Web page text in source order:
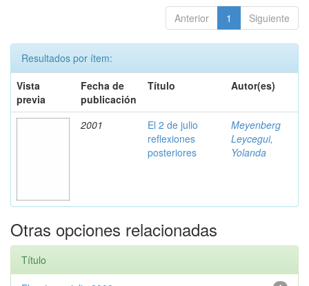
Anterior 1 Siguiente
Resultados por ítem:
Vista
previa
Fecha de
publicación
Título Autor(es)
2001
El 2 de julio
reflexiones
posteriores
Meyenberg
Leycegui,
Yolanda
Otras opciones relacionadas
Título